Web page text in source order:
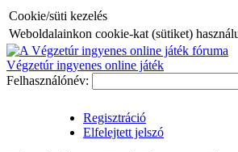
Cookie/süti kezelés
Weboldalainkon cookie-kat (sütiket)
Végzetúr ingyenes online játék
Felhasználónév:
Regisztráció
Elfelejtett jelszó